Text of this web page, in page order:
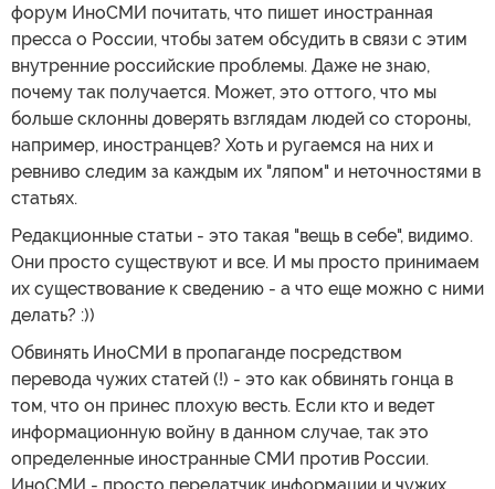
форум ИноСМИ почитать, что пишет иностранная
пресса о России, чтобы затем обсудить в связи с этим
внутренние российские проблемы. Даже не знаю,
почему так получается. Может, это оттого, что мы
больше склонны доверять взглядам людей со стороны,
например, иностранцев? Хоть и ругаемся на них и
ревниво следим за каждым их "ляпом" и неточностями в
статьях.
Редакционные статьи - это такая "вещь в себе", видимо.
Они просто существуют и все. И мы просто принимаем
их существование к сведению - а что еще можно с ними
делать? :))
Обвинять ИноСМИ в пропаганде посредством
перевода чужих статей (!) - это как обвинять гонца в
том, что он принес плохую весть. Если кто и ведет
информационную войну в данном случае, так это
определенные иностранные СМИ против России.
ИноСМИ - просто передатчик информации и чужих